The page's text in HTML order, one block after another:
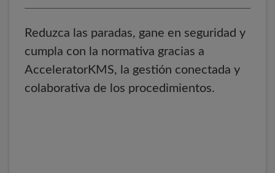
Reduzca las paradas, gane en seguridad y
cumpla con la normativa gracias a
AcceleratorKMS, la gestión conectada y
colaborativa de los procedimientos.